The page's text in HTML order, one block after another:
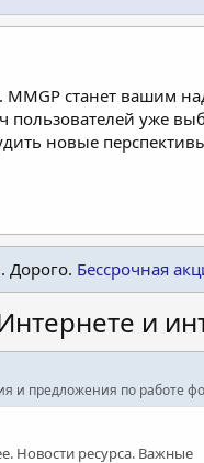
MMGP станет
уже
новые
Дорого. Бессрочная
и
и предложения по работе
Новости ресурса. Важные